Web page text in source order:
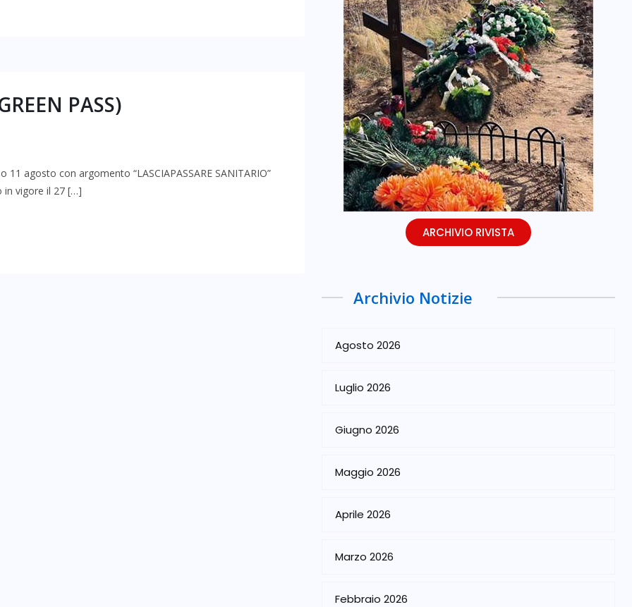
PASS)
agosto con argomento “LASCIAPASSARE SANITARIO”
in vigore il 27 […]
ARCHIVIO RIVISTA
Archivio Notizie
Agosto 2026
Luglio 2026
Giugno 2026
Maggio 2026
Aprile 2026
Marzo 2026
Febbraio 2026